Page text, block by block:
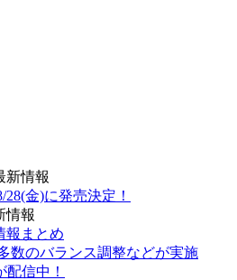
新情報
28(金)に発売決定！
情報
報まとめ
数のバランス調整などが実施
信中！